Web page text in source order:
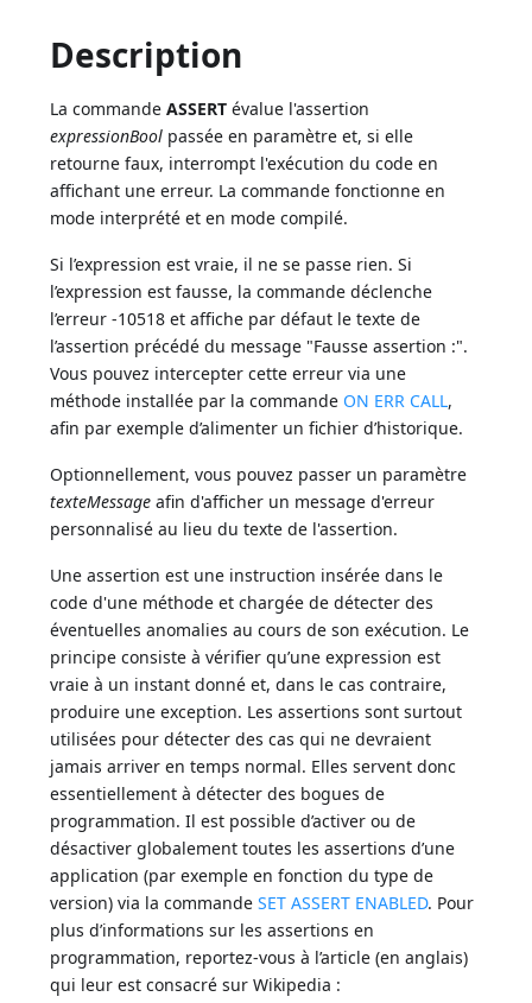
Description
La commandeASSERT évalue l'assertion
expressionBool passée en paramètre et, si elle
retourne faux, interrompt l'exécution du code en
affichant une erreur. La commande fonctionne en
mode interprété et en mode compilé.
Si l’expression est vraie, il ne se passe rien. Si
l’expression est fausse, la commande déclenche
l’erreur -10518 et affiche par défaut le texte de
l’assertion précédé du message "Fausse assertion :".
Vous pouvez intercepter cette erreur via une
méthode installée par la commande ON ERR CALL,
afin par exemple d’alimenter un fichier d’historique.
Optionnellement, vous pouvez passer un paramètre
texteMessage afin d'afficher un message d'erreur
personnalisé au lieu du texte de l'assertion.
Une assertion est une instruction insérée dans le
code d'une méthode et chargée de détecter des
éventuelles anomalies au cours de son exécution. Le
principe consiste à vérifier qu’une expression est
vraie à un instant donné et, dans le cas contraire,
produire une exception. Les assertions sont surtout
utilisées pour détecter des cas qui ne devraient
jamais arriver en temps normal. Elles servent donc
essentiellement à détecter des bogues de
programmation. Il est possible d’activer ou de
désactiver globalement toutes les assertions d’une
application (par exemple en fonction du type de
version) via la commandeSET ASSERT ENABLED. Pour
plus d’informations sur les assertions en
programmation, reportez-vous à l’article (en anglais)
qui leur est consacré sur Wikipedia :